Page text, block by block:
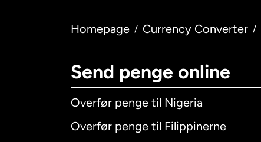
Homepage / Currency Converter /
Send penge online
Overfør penge til Nigeria
Overfør penge til Filippinerne